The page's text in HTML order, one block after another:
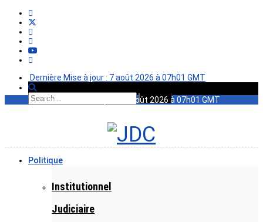
Dernière Mise à jour : 7 août 2026 à 07h01 GMT
Dernière Mise à jour : 7 août 2026 à 07h01 GMT
Politique
Institutionnel
Judiciaire